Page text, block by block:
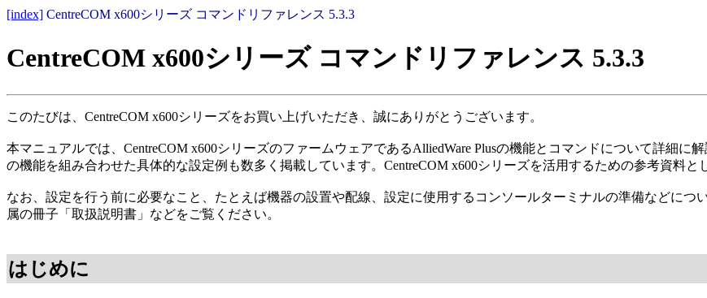
[index] CentreCOM x600シリーズ コマンドリファレンス 5.3.3
CentreCOM x600シリーズ コマンドリファレンス 5.3.3
このたびは、CentreCOM x600シリーズをお買い上げいただき、誠にありがとうございます。
本マニュアルでは、CentreCOM x600シリーズのファームウェアであるAlliedWare Plusの機能とコマンドについて詳細
の機能を組み合わせた具体的な設定例も数多く掲載しています。CentreCOM x600シリーズを活用するための参考資料と
なお、設定を行う前に必要なこと、たとえば機器の設置や配線、設定に使用するコンソールターミナルの準備などに
属の冊子「取扱説明書」などをご覧ください。
はじめに